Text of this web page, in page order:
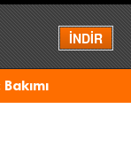
İNDİR
Menü